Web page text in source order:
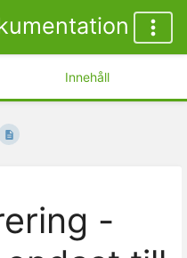
Innehåll
-